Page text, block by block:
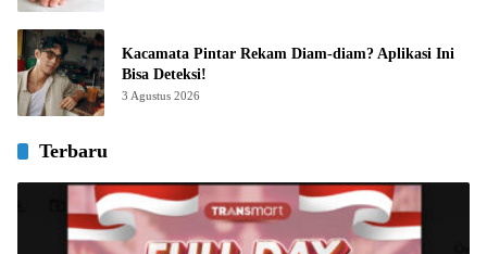
Kacamata Pintar Rekam Diam-diam? Aplikasi Ini
Bisa Deteksi!
3 Agustus 2026
Terbaru